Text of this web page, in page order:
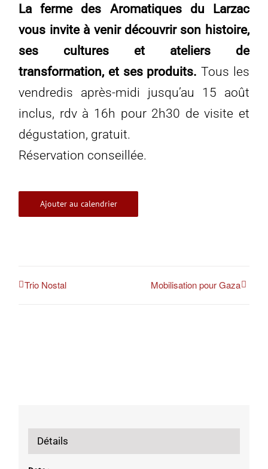
La ferme des Aromatiques du Larzac
vous invite à venir découvrir son histoire,
ses cultures et ateliers de
transformation, et ses produits. Tous les
vendredis après-midi jusqu’au 15 août
inclus, rdv à 16h pour 2h30 de visite et
dégustation, gratuit.
Réservation conseillée.
Ajouter au calendrier
Trio Nostal Mobilisation pour Gaza
Détails